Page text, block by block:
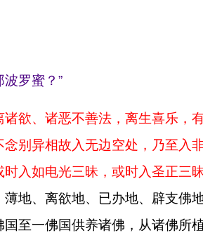
罗蜜？”
欲、诸恶不善法，离生喜乐，
别异相故入无边空处，乃至入
入如电光三昧，或时入圣正三
地、离欲地、已办地、辟支佛
至一佛国供养诸佛，从诸佛所